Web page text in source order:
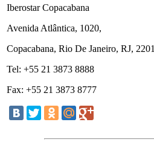
Iberostar Copacabana
Avenida Atlântica, 1020,
Copacabana, Rio De Janeiro, RJ,
Tel: +55 21 3873 8888
Fax: +55 21 3873 8777